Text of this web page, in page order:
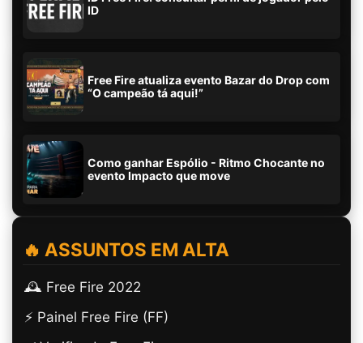
ID
Free Fire atualiza evento Bazar do Drop com
“O campeão tá aqui!”
Como ganhar Espólio - Ritmo Chocante no
evento Impacto que move
🔥 ASSUNTOS EM ALTA
🕰️ Free Fire 2022
⚡ Painel Free Fire (FF)